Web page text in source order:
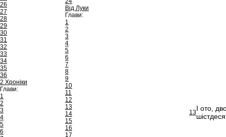
26
27
28
29
30
31
32
33
34
35
36
2 Хроніки
Глави:
1
2
3
4
5
6
Від Луки
Глави:
1
2
3
4
5
6
7
8
9
10
11
12
13
14
15
16
17
13І ото,